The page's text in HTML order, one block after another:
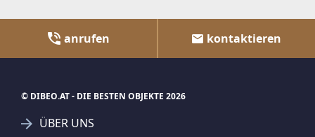
anrufen kontaktieren
© DIBEO.AT - DIE BESTEN OBJEKTE 2026
ÜBER UNS